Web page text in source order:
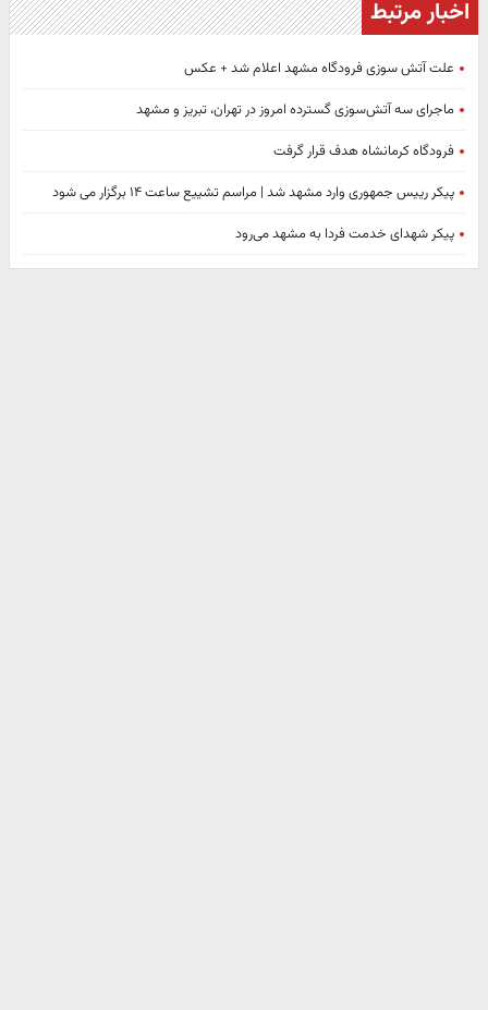
اخبار مرتبط
علت آتش سوزی فرودگاه مشهد اعلام شد + عکس
ماجرای سه آتش‌سوزی گسترده امروز در تهران، تبریز و مشهد
فرودگاه کرمانشاه هدف قرار گرفت
پیکر رییس جمهوری وارد مشهد شد | مراسم تشییع ساعت ۱۴ برگزار می شود
پیکر شهدای خدمت فردا به مشهد می‌رود